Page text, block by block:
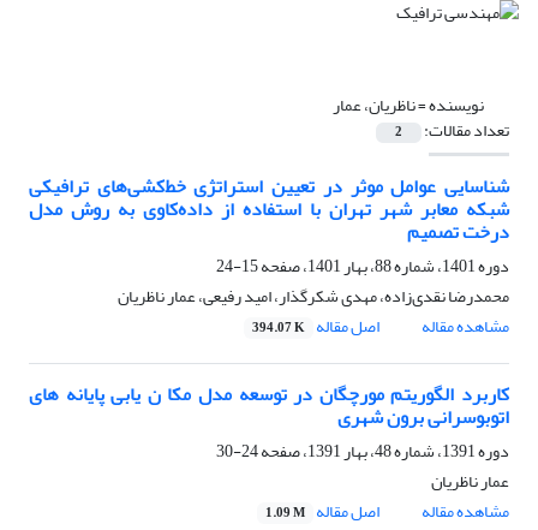
نویسنده =ناظریان، عمار
تعداد مقالات: 2
شناسایی عوامل موثر در تعیین استراتژی خط‌کشی‌های ترافیکی
شبکه معابر شهر تهران با استفاده از داده‌کاوی به روش مدل
درخت تصمیم
دوره 1401، شماره 88، بهار 1401، صفحه
15-24
محمدرضا نقدی‌زاده، مهدی شکرگذار، امید رفیعی، عمار ناظریان
مشاهده مقاله
اصل مقاله 394.07 K
کاربرد الگوریتم مورچگان در توسعه مدل مکا ن یابی پایانه های
اتوبوسرانی برون شهری
دوره 1391، شماره 48، بهار 1391، صفحه
24-30
عمار ناظریان
مشاهده مقاله
اصل مقاله 1.09 M